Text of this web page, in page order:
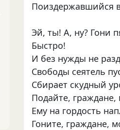
Поиздержавшийся
Эй, ты! А, ну? Гони
Быстро!
И без нужды не
Свободы сеятель
Сбирает скудный
Подайте, граждане,
Ему на гордость
Гоните, граждане,